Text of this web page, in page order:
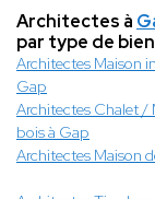
Architectes à
par type de
Architectes Maison
Gap
Architectes Chalet /
bois à Gap
Architectes Maison